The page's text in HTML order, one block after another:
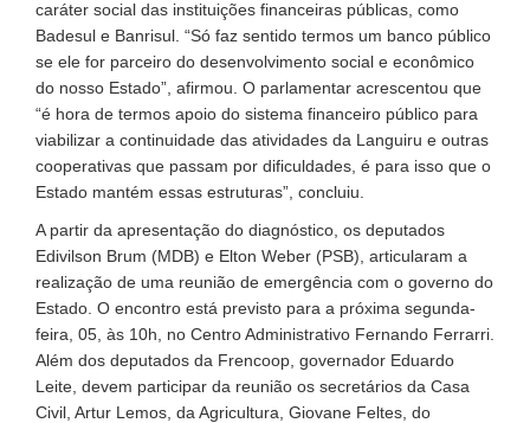
caráter social das instituições financeiras públicas, como
Badesul e Banrisul. “Só faz sentido termos um banco público
se ele for parceiro do desenvolvimento social e econômico
do nosso Estado”, afirmou. O parlamentar acrescentou que
“é hora de termos apoio do sistema financeiro público para
viabilizar a continuidade das atividades da Languiru e outras
cooperativas que passam por dificuldades, é para isso que o
Estado mantém essas estruturas”, concluiu.
A partir da apresentação do diagnóstico, os deputados
Edivilson Brum (MDB) e Elton Weber (PSB), articularam a
realização de uma reunião de emergência com o governo do
Estado. O encontro está previsto para a próxima segunda-
feira, 05, às 10h, no Centro Administrativo Fernando Ferrarri.
Além dos deputados da Frencoop, governador Eduardo
Leite, devem participar da reunião os secretários da Casa
Civil, Artur Lemos, da Agricultura, Giovane Feltes, do